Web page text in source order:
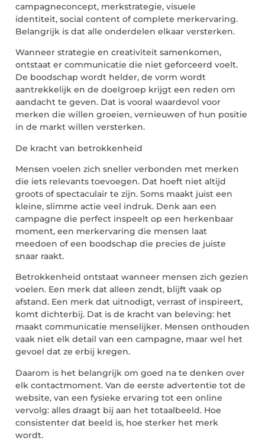
campagneconcept, merkstrategie, visuele
identiteit, social content of complete merkervaring.
Belangrijk is dat alle onderdelen elkaar versterken.
Wanneer strategie en creativiteit samenkomen,
ontstaat er communicatie die niet geforceerd voelt.
De boodschap wordt helder, de vorm wordt
aantrekkelijk en de doelgroep krijgt een reden om
aandacht te geven. Dat is vooral waardevol voor
merken die willen groeien, vernieuwen of hun positie
in de markt willen versterken.
De kracht van betrokkenheid
Mensen voelen zich sneller verbonden met merken
die iets relevants toevoegen. Dat hoeft niet altijd
groots of spectaculair te zijn. Soms maakt juist een
kleine, slimme actie veel indruk. Denk aan een
campagne die perfect inspeelt op een herkenbaar
moment, een merkervaring die mensen laat
meedoen of een boodschap die precies de juiste
snaar raakt.
Betrokkenheid ontstaat wanneer mensen zich gezien
voelen. Een merk dat alleen zendt, blijft vaak op
afstand. Een merk dat uitnodigt, verrast of inspireert,
komt dichterbij. Dat is de kracht van beleving: het
maakt communicatie menselijker. Mensen onthouden
vaak niet elk detail van een campagne, maar wel het
gevoel dat ze erbij kregen.
Daarom is het belangrijk om goed na te denken over
elk contactmoment. Van de eerste advertentie tot de
website, van een fysieke ervaring tot een online
vervolg: alles draagt bij aan het totaalbeeld. Hoe
consistenter dat beeld is, hoe sterker het merk
wordt.